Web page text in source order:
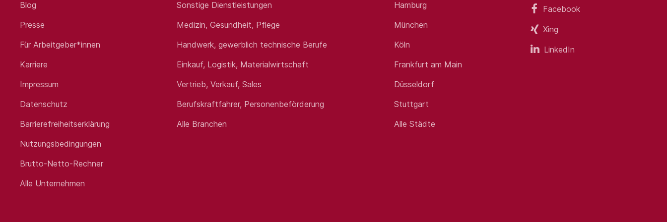
Blog
Presse
Für Arbeitgeber*innen
Karriere
Impressum
Datenschutz
Barrierefreiheitserklärung
Nutzungsbedingungen
Brutto-Netto-Rechner
Alle Unternehmen
Sonstige Dienstleistungen
Medizin, Gesundheit, Pflege
Handwerk, gewerblich technische Berufe
Einkauf, Logistik, Materialwirtschaft
Vertrieb, Verkauf, Sales
Berufskraftfahrer, Personenbeförderung
Alle Branchen
Hamburg
München
Köln
Frankfurt am Main
Düsseldorf
Stuttgart
Alle Städte
Facebook
Xing
LinkedIn